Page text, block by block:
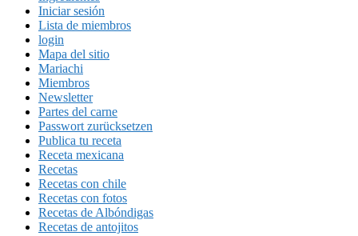
Iniciar sesión
Lista de miembros
login
Mapa del sitio
Mariachi
Miembros
Newsletter
Partes del carne
Passwort zurücksetzen
Publica tu receta
Receta mexicana
Recetas
Recetas con chile
Recetas con fotos
Recetas de Albóndigas
Recetas de antojitos